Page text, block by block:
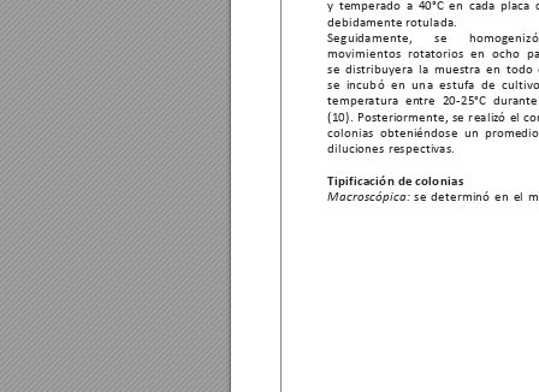
y temperado a 40°C en cada placa
debidamente rotulada.
Seguidamente,
se
movimientos rotatorios en ocho
se distribuyera la muestra en todo
se incubó en una estufa de
temperatura entre 20-25°C dur
(10). Posteriormente, se realizó el
colonias  obteniéndose  un
diluciones respectivas.
Tipificación de colonias
Macroscópica: se determinó en el